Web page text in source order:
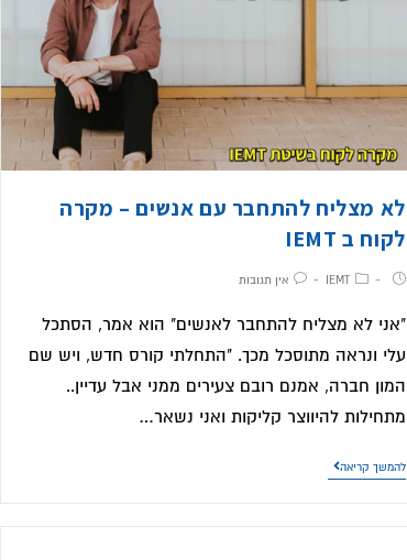
לא מצליח להתחבר עם אנשים – מקרה
לקוח ב IEMT
IEMT אין תגובות
"אני לא מצליח להתחבר לאנשים" הוא אמר, הסתכל
עלי ונראה מתוסכל מכך. "התחלתי קורס חדש, ויש שם
המון חברה, אמנם רובם צעירים ממני אבל עדיין..
מתחילות להיווצר קליקות ואני נשאר…
להמשך קריאה